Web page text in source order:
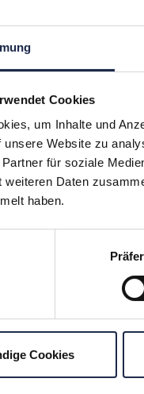
Cookies
um Inhalte und
unsere Website zu
für soziale
weiteren Daten
haben.
Cookies
werden zur
Expertenforum der
auf neues
die Zielgruppe